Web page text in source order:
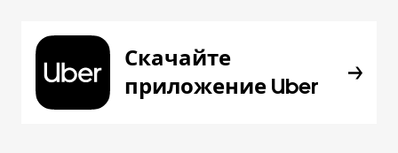
Скачайте
приложение Uber